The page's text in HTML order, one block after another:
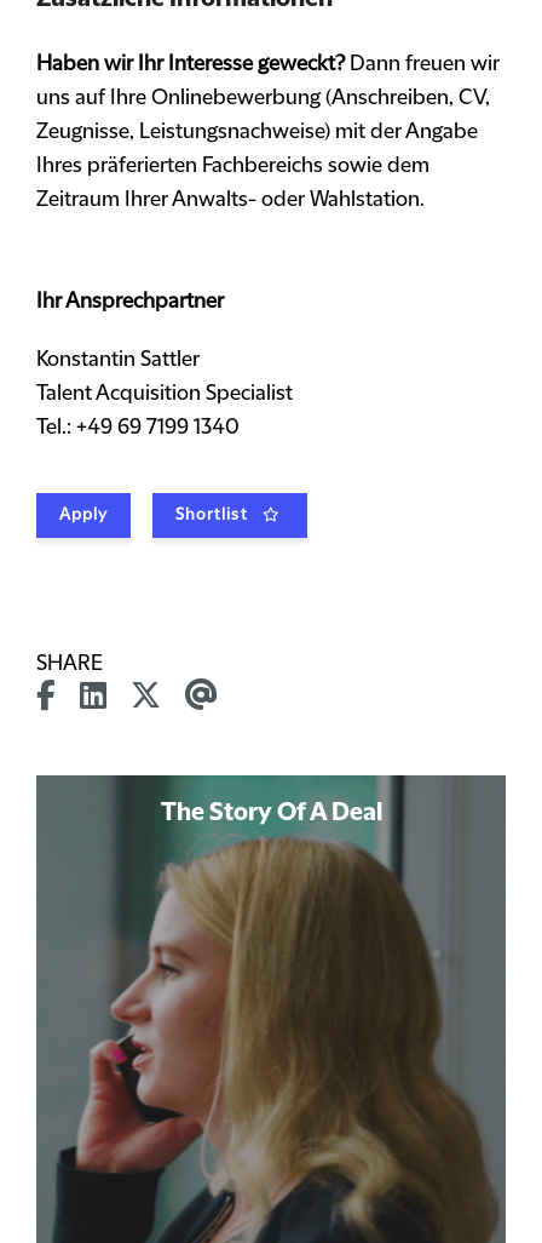
Haben wir Ihr Interesse geweckt? Dann freuen wir
uns auf Ihre Onlinebewerbung (Anschreiben, CV,
Zeugnisse, Leistungsnachweise) mit der Angabe
Ihres präferierten Fachbereichs sowie dem
Zeitraum Ihrer Anwalts- oder Wahlstation.
Ihr Ansprechpartner
Konstantin Sattler
Talent Acquisition Specialist
Tel.: +49 69 7199 1340
Apply Shortlist
SHARE
The Story Of A Deal